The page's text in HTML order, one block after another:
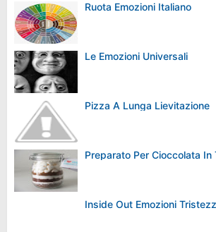
Ruota Emozioni Italiano
Le Emozioni Universali
Pizza A Lunga Lievitazione
Preparato Per Cioccolata In
Inside Out Emozioni